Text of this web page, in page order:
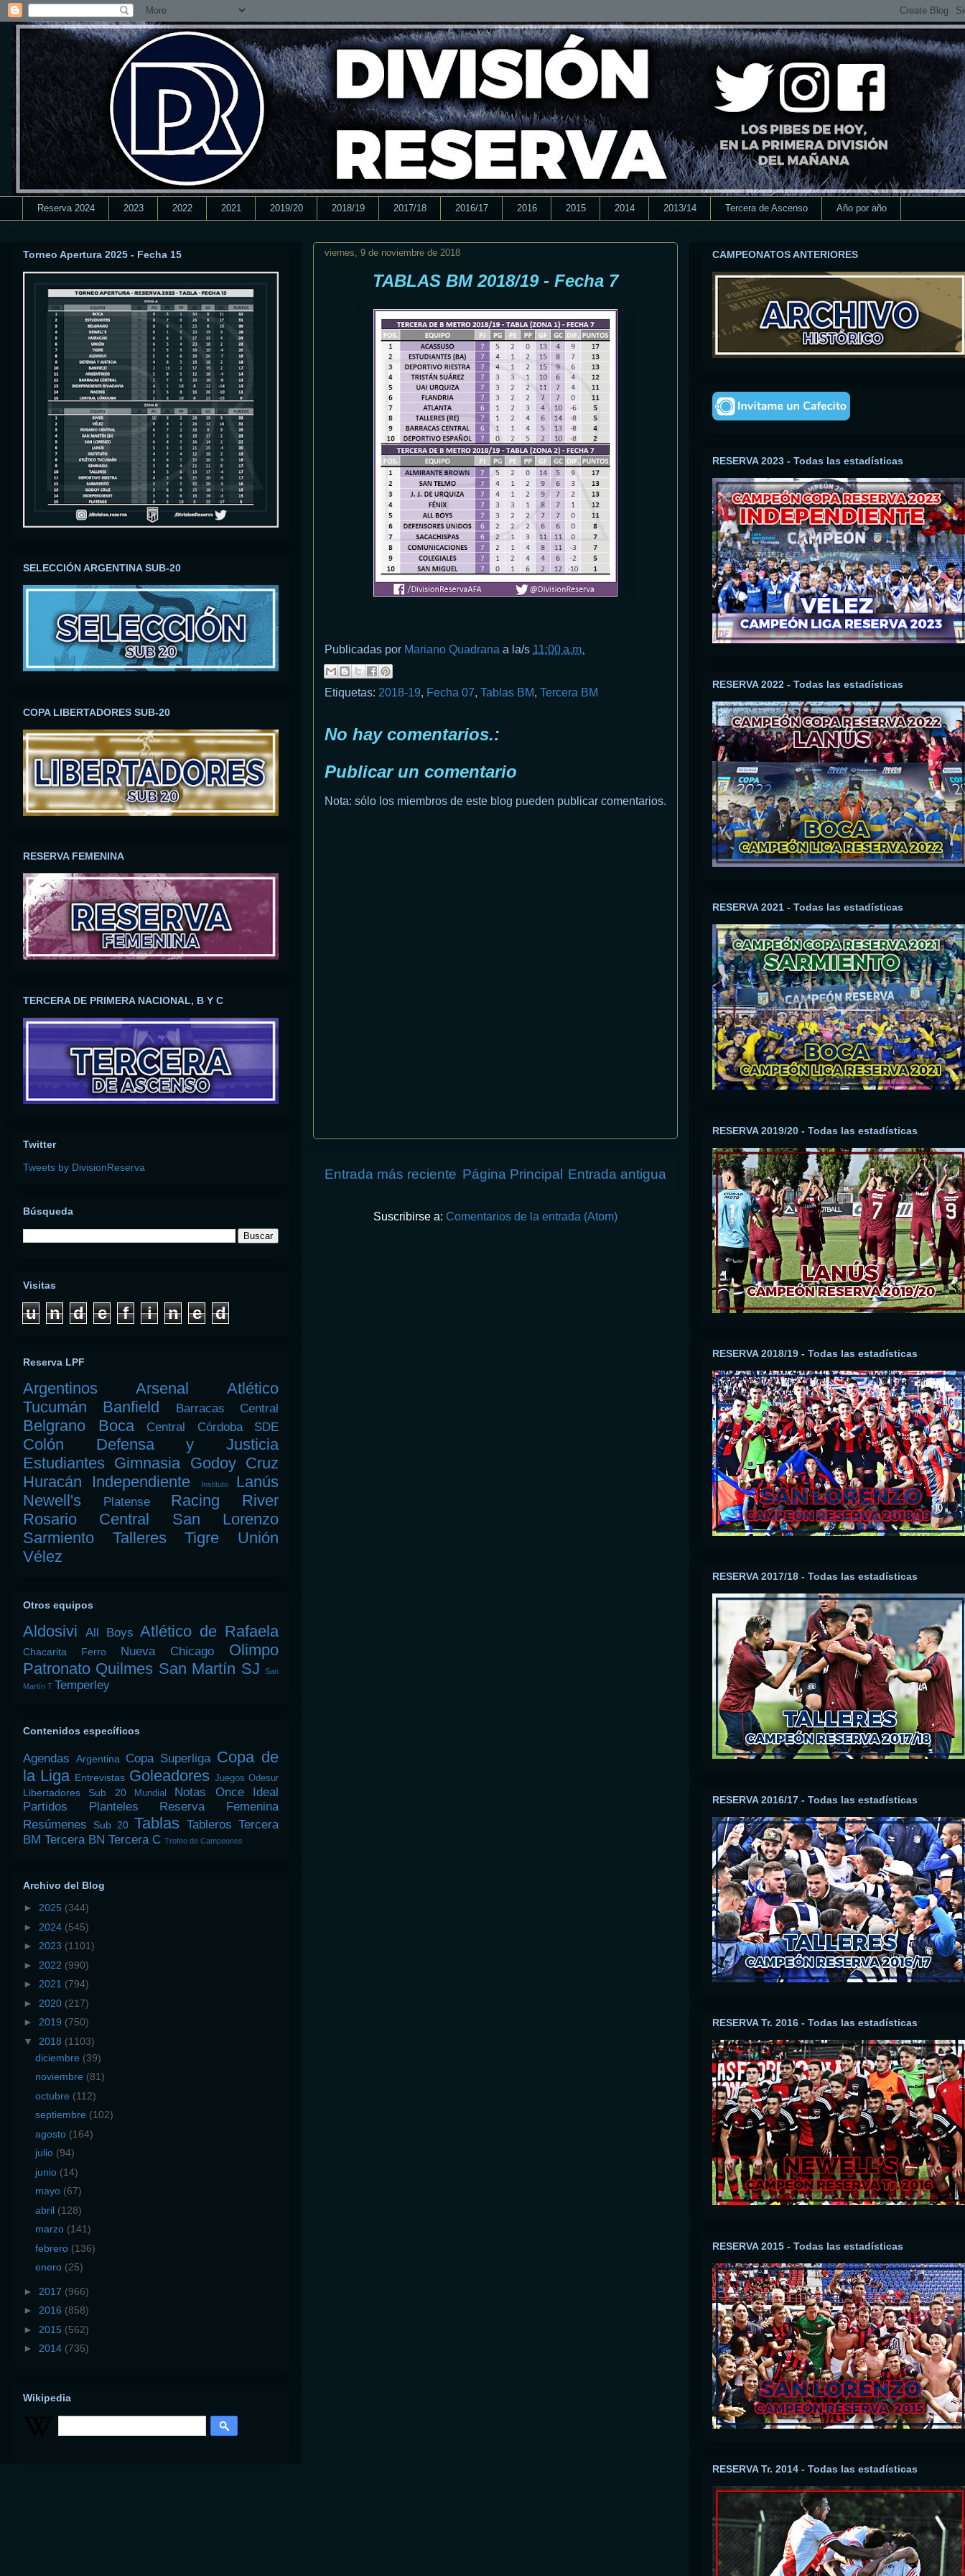
Reserva 2024 2023 2022 2021 2019/20 2018/19 2017/18 2016/17 2016 2015 2014 2013/14 Tercera de Ascenso Año por año
viernes, 9 de noviembre de 2018
TABLAS BM 2018/19 - Fecha 7
Publicadas por Mariano Quadrana a la/s 11:00 a.m.
Etiquetas: 2018-19, Fecha 07, Tablas BM, Tercera BM
No hay comentarios.:
Publicar un comentario
Nota: sólo los miembros de este blog pueden publicar comentarios.
Entrada más reciente Entrada antigua
Página Principal
Suscribirse a: Comentarios de la entrada (Atom)
Torneo Apertura 2025 - Fecha 15
SELECCIÓN ARGENTINA SUB-20
COPA LIBERTADORES SUB-20
RESERVA FEMENINA
TERCERA DE PRIMERA NACIONAL, B Y C
Twitter
Tweets by DivisionReserva
Búsqueda
Visitas
u n d e f i n e d
Reserva LPF
Argentinos Arsenal
Atlético
Tucumán
Banfield Barracas Central
Belgrano Boca Central Córdoba SDE
Colón
Defensa y Justicia
Estudiantes Gimnasia Godoy Cruz
Huracán
Independiente Instituto
Lanús
Newell's
Platense Racing
River
Rosario Central
San Lorenzo
Sarmiento
Talleres Tigre
Unión
Vélez
Otros equipos
Aldosivi All Boys Atlético de Rafaela
Chacarita Ferro Nueva Chicago
Olimpo
Patronato Quilmes San Martín SJ
San
Martín T Temperley
Contenidos específicos
Agendas Argentina Copa Superliga Copa de
la Liga Entrevistas Goleadores Juegos Odesur
Libertadores Sub 20 Mundial Notas
Once Ideal
Partidos
Planteles
Reserva Femenina
Resúmenes
Sub 20 Tablas Tableros Tercera
BM Tercera BN Tercera C Trofeo de Campeones
Archivo del Blog
► 2025 (344)
► 2024 (545)
► 2023 (1101)
► 2022 (990)
► 2021 (794)
► 2020 (217)
► 2019 (750)
▼ 2018 (1103)
diciembre (39)
noviembre (81)
octubre (112)
septiembre (102)
agosto (164)
julio (94)
junio (14)
mayo (67)
abril (128)
marzo (141)
febrero (136)
enero (25)
► 2017 (966)
► 2016 (858)
► 2015 (562)
► 2014 (735)
Wikipedia
CAMPEONATOS ANTERIORES
RESERVA 2023 - Todas las estadísticas
RESERVA 2022 - Todas las estadísticas
RESERVA 2021 - Todas las estadísticas
RESERVA 2019/20 - Todas las estadísticas
RESERVA 2018/19 - Todas las estadísticas
RESERVA 2017/18 - Todas las estadísticas
RESERVA 2016/17 - Todas las estadísticas
RESERVA Tr. 2016 - Todas las estadísticas
RESERVA 2015 - Todas las estadísticas
RESERVA Tr. 2014 - Todas las estadísticas